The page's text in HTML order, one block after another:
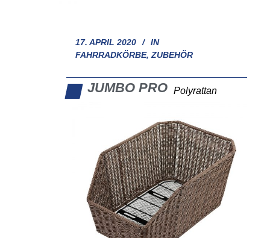
17. APRIL 2020
IN
FAHRRADKÖRBE, ZUBEHÖR
JUMBO PRO Polyrattan